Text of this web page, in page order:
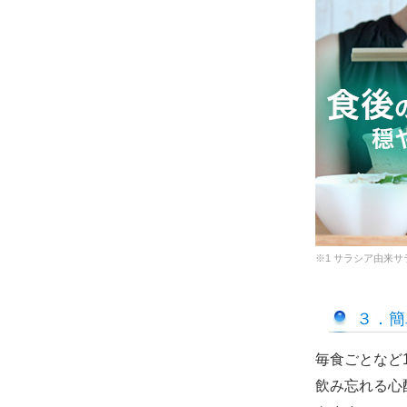
※1 サラシア由来
３．
毎食ごとな
飲み忘れる心